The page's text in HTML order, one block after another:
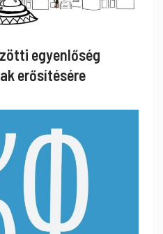
egyenlőség
erősítésére